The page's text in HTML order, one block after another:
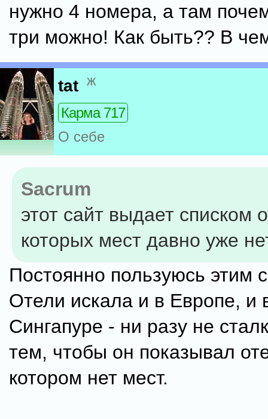
нужно 4 номера, а там
три можно! Как быть?? В
tat ж
Карма 717
О себе
Sacrum
этот сайт выдает списком
которых мест давно уже
Постоянно пользуюсь этим
Отели искала и в Европе, и
Сингапуре - ни разу не
тем, чтобы он показывал
котором нет мест.